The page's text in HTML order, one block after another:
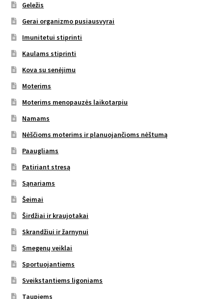
Geležis
Gerai organizmo pusiausvyrai
Imunitetui stiprinti
Kaulams stiprinti
Kova su senėjimu
Moterims
Moterims menopauzės laikotarpiu
Namams
Nėščioms moterims ir planuojančioms nėštumą
Paaugliams
Patiriant stresą
Sąnariams
Šeimai
Širdžiai ir kraujotakai
Skrandžiui ir žarnynui
Smegenų veiklai
Sportuojantiems
Sveikstantiems ligoniams
Taupiems